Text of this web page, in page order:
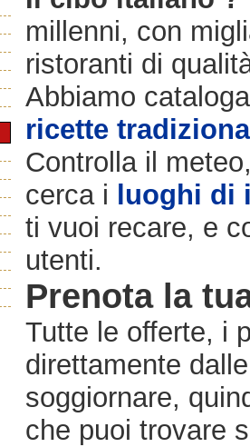
millenni, con
ristoranti di
Abbiamo
ricette
Controlla il
cerca i luoghi di
ti vuoi recare, e
utenti.
Prenota la
Tutte le offerte, i
direttamente
soggiornare,
che puoi trovare